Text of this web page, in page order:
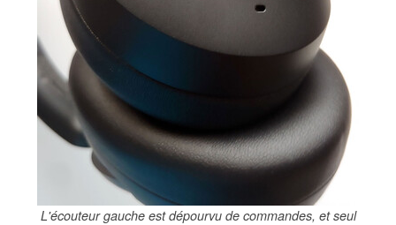
L'écouteur gauche est dépourvu de commandes, et seul